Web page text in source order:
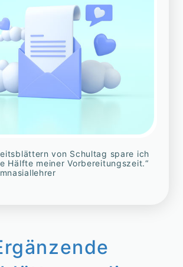
von Schultag spare ich
Hälfte meiner Vorbereitungszeit.“